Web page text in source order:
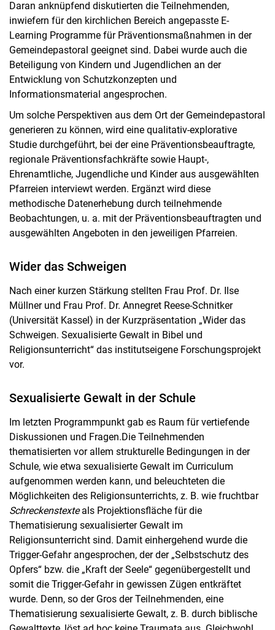
Daran anknüpfend diskutierten die Teilnehmenden,
inwiefern für den kirchlichen Bereich angepasste E-
Learning Programme für Präventionsmaßnahmen in der
Gemeindepastoral geeignet sind. Dabei wurde auch die
Beteiligung von Kindern und Jugendlichen an der
Entwicklung von Schutzkonzepten und
Informationsmaterial angesprochen.
Um solche Perspektiven aus dem Ort der Gemeindepastoral
generieren zu können, wird eine qualitativ-explorative
Studie durchgeführt, bei der eine Präventionsbeauftragte,
regionale Präventionsfachkräfte sowie Haupt-,
Ehrenamtliche, Jugendliche und Kinder aus ausgewählten
Pfarreien interviewt werden. Ergänzt wird diese
methodische Datenerhebung durch teilnehmende
Beobachtungen, u. a. mit der Präventionsbeauftragten und
ausgewählten Angeboten in den jeweiligen Pfarreien.
Wider das Schweigen
Nach einer kurzen Stärkung stellten Frau Prof. Dr. Ilse
Müllner und Frau Prof. Dr. Annegret Reese-Schnitker
(Universität Kassel) in der Kurzpräsentation „Wider das
Schweigen. Sexualisierte Gewalt in Bibel und
Religionsunterricht“ das institutseigene Forschungsprojekt
vor.
Sexualisierte Gewalt in der Schule
Im letzten Programmpunkt gab es Raum für vertiefende
Diskussionen und Fragen.Die Teilnehmenden
thematisierten vor allem strukturelle Bedingungen in der
Schule, wie etwa sexualisierte Gewalt im Curriculum
aufgenommen werden kann, und beleuchteten die
Möglichkeiten des Religionsunterrichts, z. B. wie fruchtbar
Schreckenstexteals Projektionsfläche für die
Thematisierung sexualisierter Gewalt im
Religionsunterricht sind. Damit einhergehend wurde die
Trigger-Gefahr angesprochen, der der „Selbstschutz des
Opfers“ bzw. die „Kraft der Seele“ gegenübergestellt und
somit die Trigger-Gefahr in gewissen Zügen entkräftet
wurde. Denn, so der Gros der Teilnehmenden, eine
Thematisierung sexualisierte Gewalt, z. B. durch biblische